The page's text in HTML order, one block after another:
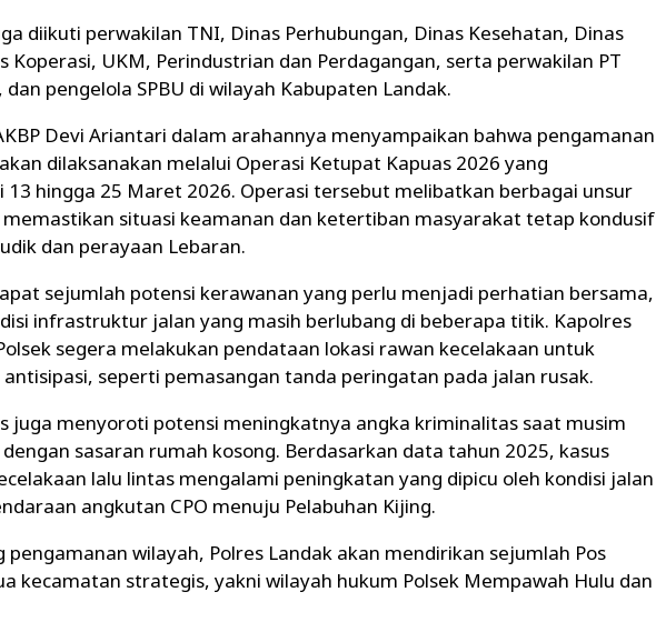
diikuti perwakilan TNI, Dinas Perhubungan, Dinas Kesehatan, Dinas
Koperasi, UKM, Perindustrian dan Perdagangan, serta perwakilan PT
dan pengelola SPBU di wilayah Kabupaten Landak.
Devi Ariantari dalam arahannya menyampaikan bahwa pengamanan
dilaksanakan melalui Operasi Ketupat Kapuas 2026 yang
13 hingga 25 Maret 2026. Operasi tersebut melibatkan berbagai unsur
situasi keamanan dan ketertiban masyarakat tetap kondusif
dan perayaan Lebaran.
sejumlah potensi kerawanan yang perlu menjadi perhatian bersama,
infrastruktur jalan yang masih berlubang di beberapa titik. Kapolres
segera melakukan pendataan lokasi rawan kecelakaan untuk
seperti pemasangan tanda peringatan pada jalan rusak.
juga menyoroti potensi meningkatnya angka kriminalitas saat musim
sasaran rumah kosong. Berdasarkan data tahun 2025, kasus
lalu lintas mengalami peningkatan yang dipicu oleh kondisi jalan
angkutan CPO menuju Pelabuhan Kijing.
pengamanan wilayah, Polres Landak akan mendirikan sejumlah Pos
kecamatan strategis, yakni wilayah hukum Polsek Mempawah Hulu dan